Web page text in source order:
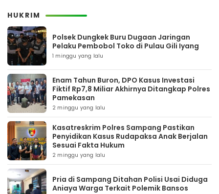
HUKRIM
Polsek Dungkek Buru Dugaan Jaringan
Pelaku Pembobol Toko di Pulau Gili Iyang
1 minggu yang lalu
Enam Tahun Buron, DPO Kasus Investasi
Fiktif Rp7,8 Miliar Akhirnya Ditangkap Polres
Pamekasan
2 minggu yang lalu
Kasatreskrim Polres Sampang Pastikan
Penyidikan Kasus Rudapaksa Anak Berjalan
Sesuai Fakta Hukum
2 minggu yang lalu
Pria di Sampang Ditahan Polisi Usai Diduga
Aniaya Warga Terkait Polemik Bansos